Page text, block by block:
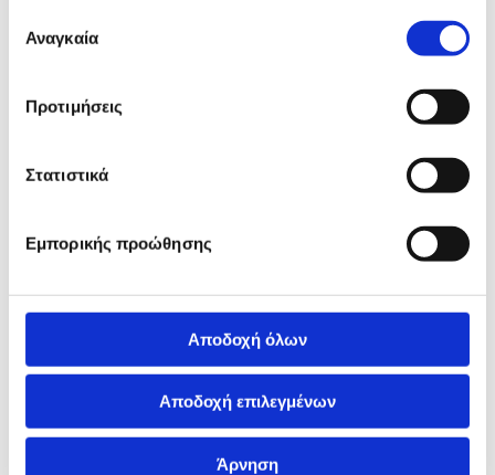
των υπηρεσιών τους.
συγκατάθεσης
Αναγκαία
Προτιμήσεις
Στατιστικά
Εμπορικής προώθησης
Αποδοχή όλων
Αποδοχή επιλεγμένων
Άρνηση
Φιλοσοφία της εταιρείας Δεμενεόπουλος
υπηρεσιών, με την παράλληλη εγγύηση της
απόλυτης αναλογίας στη σχέση ποιότητας και
χρονοδιαγράμματος στην παράδοση του
χαρακτηριστικό που ενισχύει τον
επαγγελματισμό μιας εταιρείας που φροντίζει
να επιμορφώνει το προσωπικό της συνεχώς,
ώστε οι πελάτες της να μπορούν να
απολαμβάνουν υπηρεσίες με την εγγύηση της
τελευταίας τεχνολογίας!